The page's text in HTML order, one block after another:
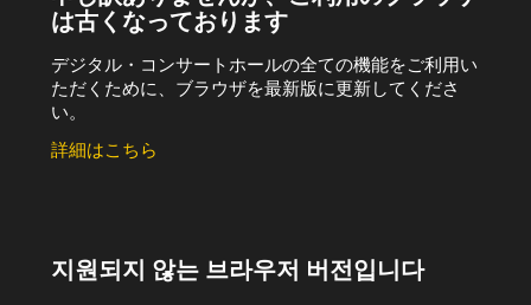
は古くなっております
デジタル・コンサートホールの全ての機能をご利用い
ただくために、ブラウザを最新版に更新してくださ
い。
詳細はこちら
지원되지 않는 브라우저 버전입니다